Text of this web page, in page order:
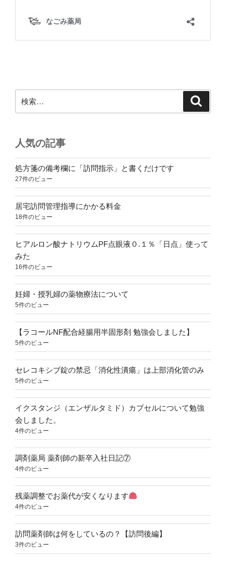
索:
人気の記事
処方箋の備考欄に「訪問指示」と書くだけです
27件のビュー
居宅訪問管理指導にかかる料金
18件のビュー
ヒアルロン酸ナトリウムPF点眼液０.１％「日点」使って
みた
16件のビュー
妊婦・授乳婦の薬物療法について
5件のビュー
【ラコールNF配合経腸用半固形剤 勉強会しました】
5件のビュー
セレコキシブ錠の禁忌「消化性潰瘍」は上部消化管のみ
5件のビュー
イクスタンジ（エンザルタミド）カプセルについて勉強
会しました。
4件のビュー
調剤薬局 薬剤師の新卒入社日記⑦
4件のビュー
残薬調整でお薬代が安くなります
4件のビュー
訪問薬剤師は何をしているの？【訪問後編】
3件のビュー